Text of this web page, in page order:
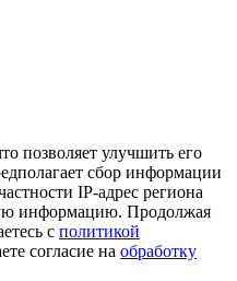
позволяет улучшить его
сбор информации
IP-адрес региона
информацию. Продолжая
с политикой
согласие на обработку